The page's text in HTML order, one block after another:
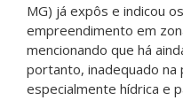
MG) já expôs e indicou
empreendimento em
mencionando que há
portanto, inadequado na
especialmente hídrica e